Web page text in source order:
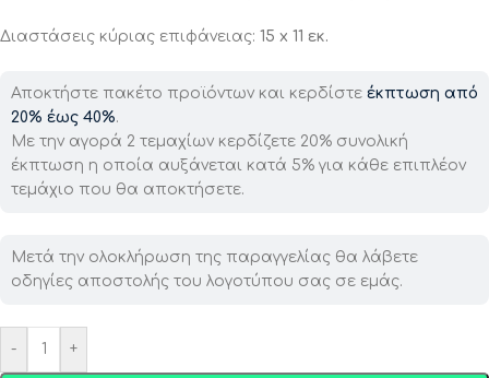
Διαστάσεις κύριας επιφάνειας: 15 x 11 εκ.
Αποκτήστε πακέτο προϊόντων και κερδίστε έκπτωση από
20% έως 40%.
Με την αγορά 2 τεμαχίων κερδίζετε 20% συνολική
έκπτωση η οποία αυξάνεται κατά 5% για κάθε επιπλέον
τεμάχιο που θα αποκτήσετε.
Μετά την ολοκλήρωση της παραγγελίας θα λάβετε
οδηγίες αποστολής του λογοτύπου σας σε εμάς.
- +